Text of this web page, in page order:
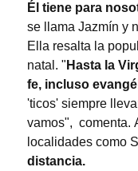
Él tiene para
se llama Jazmín y
Ella resalta la
natal. " Hasta la
fe, incluso
'ticos' siempre
vamos", comenta.
localidades como
distancia.